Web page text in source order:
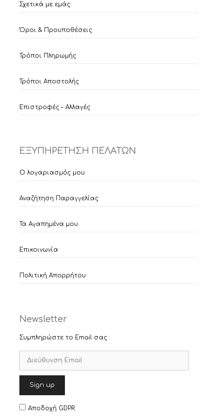
Σχετικά με εμάς
Όροι & Προυποθέσεις
Τρόποι Πληρωμής
Τρόποι Αποστολής
Επιστροφές – Αλλαγές
ΕΞΥΠΗΡΕΤΗΣΗ ΠΕΛΑΤΩΝ
Ο λογαριασμός μου
Αναζήτηση Παραγγελίας
Τα Αγαπημένα μου
Επικοινωνία
Πολιτική Απορρήτου
Newsletter
Συμπληρώστε το Email σας :
Αποδοχή GDPR